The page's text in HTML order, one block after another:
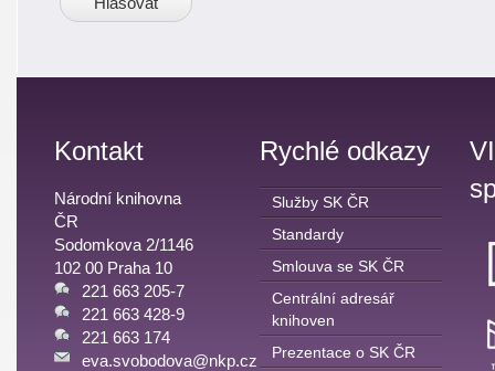
Kontakt
Národní knihovna
ČR
Sodomkova 2/1146
102 00 Praha 10
221 663 205-7
221 663 428-9
221 663 174
eva.svobodova@nkp.cz
Rychlé odkazy
Služby SK ČR
Standardy
Smlouva se SK ČR
Centrální adresář
knihoven
Prezentace o SK ČR